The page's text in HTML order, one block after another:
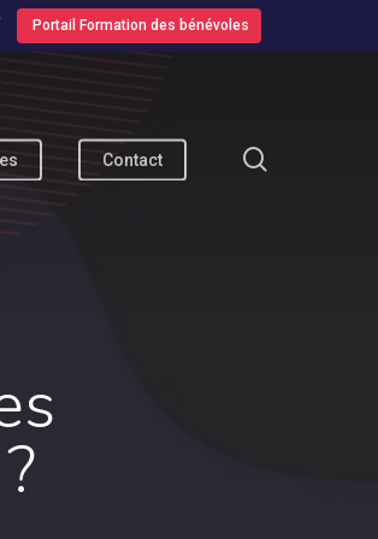
Portail Formation des bénévoles
Contact